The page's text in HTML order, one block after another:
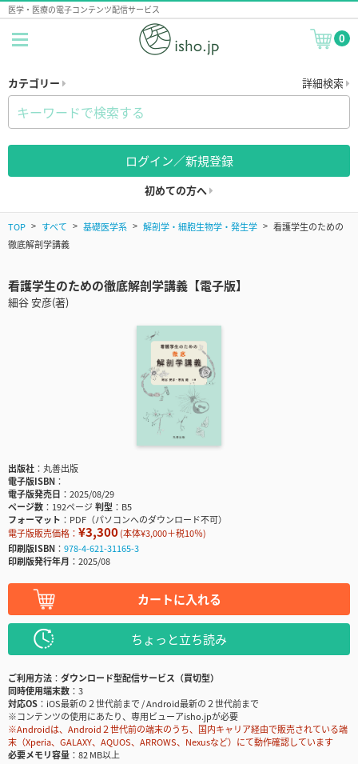
医学・医療の電子コンテンツ配信サービス
0
カテゴリー 詳細検索
ログイン／新規登録
初めての方へ
TOP すべて 基礎医学系 解剖学・細胞生物学・発生学
看護学生のための
徹底解剖学講義
看護学生のための徹底解剖学講義【電子版】
細谷 安彦(著)
出版社
丸善出版
電子版ISBN
電子版発売日
2025/08/29
ページ数
192ページ判型
B5
フォーマット
PDF（パソコンへのダウンロード不可）
電子版販売価格： ¥3,300(本体¥3,000＋税10％)
印刷版ISBN
978-4-621-31165-3
印刷版発行年月
2025/08
カートに入れる
ちょっと立ち読み
ご利用方法
ダウンロード型配信サービス（買切型）
同時使用端末数
3
対応OS
iOS最新の２世代前まで / Android最新の２世代前まで
※コンテンツの使用にあたり、専用ビューアisho.jpが必要
※Androidは、Android２世代前の端末のうち、国内キャリア経由で販売されている端
末（Xperia、GALAXY、AQUOS、ARROWS、Nexusなど）にて動作確認しています
必要メモリ容量
82 MB以上